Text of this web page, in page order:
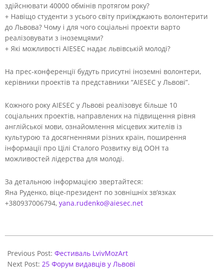
здійснювати 40000 обмінів протягом року?
+ Навіщо студенти з усього світу приїжджають волонтерити
до Львова? Чому і для чого соціальні проекти варто
реалізовувати з іноземцями?
+ Які можливості AIESEC надає львівській молоді?
На прес-конференції будуть присутні іноземні волонтери,
керівники проектів та представники “AIESEC у Львові”.
Кожного року AIESEC у Львові реалізовує більше 10
соціальних проектів, направлених на підвищення рівня
англійської мови, ознайомлення місцевих жителів із
культурою та досягненнями різних країн, поширення
інформації про Цілі Сталого Розвитку від ООН та
можливостей лідерства для молоді.
За детальною інформацією звертайтеся:
Яна Руденко, віце-президент по зовнішніх зв’язках
+380937006794, yana.rudenko@aiesec.net
06-
08
Previous Post: Фестиваль LvivMozArt
Next Post: 25 Форум видавців у Львові